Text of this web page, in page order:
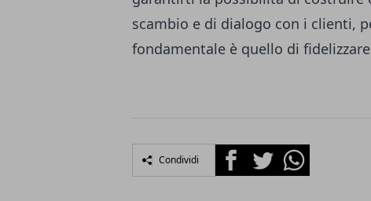
scambio e di dialogo con i clienti,
fondamentale è quello di
Condividi FacebookTwitterWhatsapp